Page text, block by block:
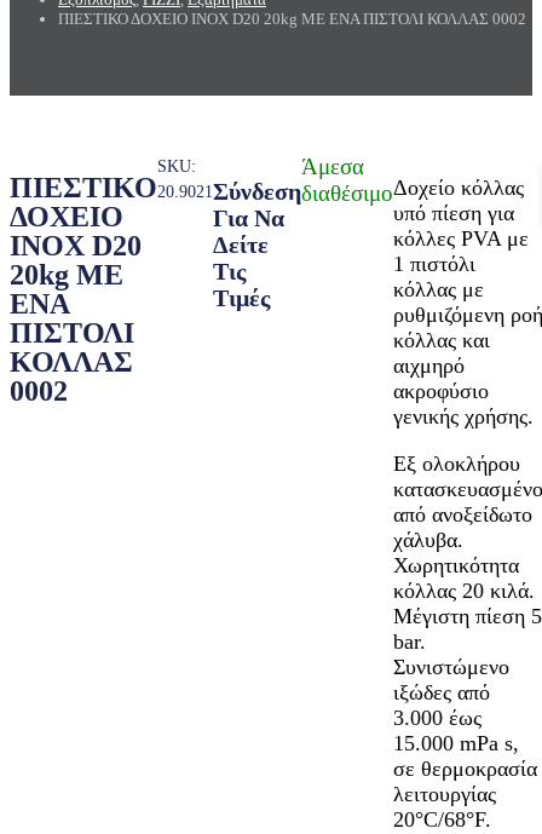
ΠΙΕΣΤΙΚΟ ΔΟΧΕΙΟ INOX D20 20kg ΜΕ ΕΝΑ ΠΙΣΤΟΛΙ ΚΟΛΛΑΣ 0002
ΠΙΕΣΤΙΚΟ
ΔΟΧΕΙΟ
INOX D20
20kg ΜΕ
ΕΝΑ
ΠΙΣΤΟΛΙ
ΚΟΛΛΑΣ
0002
SKU:
20.9021Σύνδεση
Για Να
Δείτε
Τις
Τιμές
Άμεσα
διαθέσιμοΔοχείο κόλλας
υπό πίεση για
κόλλες PVA με
1 πιστόλι
κόλλας με
ρυθμιζόμενη ροή
κόλλας και
αιχμηρό
ακροφύσιο
γενικής χρήσης.
Εξ ολοκλήρου
κατασκευασμένο
από ανοξείδωτο
χάλυβα.
Χωρητικότητα
κόλλας 20 κιλά.
Μέγιστη πίεση 5
bar.
Συνιστώμενο
ιξώδες από
3.000 έως
15.000 mPa s,
σε θερμοκρασία
λειτουργίας
20°C/68°F.